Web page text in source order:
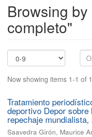
Browsing
completo"
Now showing items 1-1 of 1
Tratamiento
deportivo Depor
repechaje mundialista,
Saavedra Girón, Maurice